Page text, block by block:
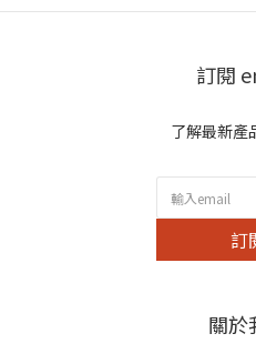
訂閱
了解最新產
訂
關於